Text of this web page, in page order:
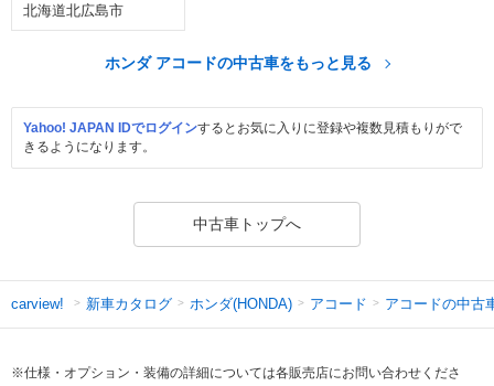
北海道北広島市
ホンダ アコードの中古車をもっと見る
Yahoo! JAPAN IDでログインするとお気に入りに登録や複数見積もりがで
きるようになります。
中古車トップへ
carview! 新車カタログ ホンダ(HONDA) アコード アコードの中古
※仕様・オプション・装備の詳細については各販売店にお問い合わせくださ